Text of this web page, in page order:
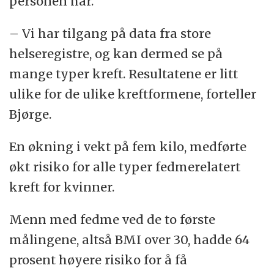
– Vi har tilgang på data fra store
helseregistre, og kan dermed se på
mange typer kreft. Resultatene er litt
ulike for de ulike kreftformene, forteller
Bjørge.
En økning i vekt på fem kilo, medførte
økt risiko for alle typer fedmerelatert
kreft for kvinner.
Menn med fedme ved de to første
målingene, altså BMI over 30, hadde 64
prosent høyere risiko for å få